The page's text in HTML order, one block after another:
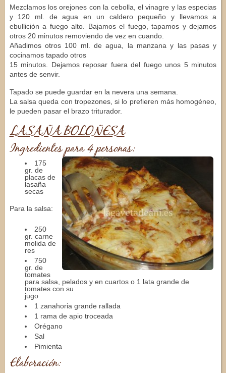
Mezclamos los orejones con la cebolla, el vinagre y las especias
y 120 ml. de agua en un caldero pequeño y llevamos a
ebullición a fuego alto. Bajamos el fuego, tapamos y dejamos
otros 20 minutos removiendo de vez en cuando.
Añadimos otros 100 ml. de agua, la manzana y las pasas y
cocinamos tapado otros
15 minutos. Dejamos reposar fuera del fuego unos 5 minutos
antes de senvir.
Tapado se puede guardar en la nevera una semana.
La salsa queda con tropezones, si lo prefieren más homogéneo,
le pueden pasar el brazo triturador.
LASAÑA BOLOÑESA
Ingredientes para 4 personas:
175
gr. de
placas de
lasaña
secas
Para la salsa:
250
gr. carne
molida de
res
750
gr. de
tomates
para salsa, pelados y en cuartos o 1 lata grande de
tomates con su
jugo
1 zanahoria grande rallada
1 rama de apio troceada
Orégano
Sal
Pimienta
Elaboración: